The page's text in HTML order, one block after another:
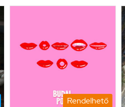
Rendelhető